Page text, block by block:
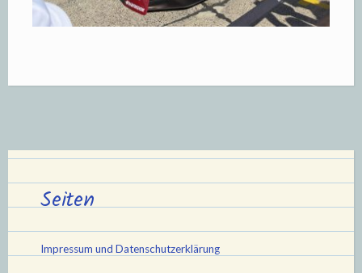
Seiten
Impressum und Datenschutzerklärung